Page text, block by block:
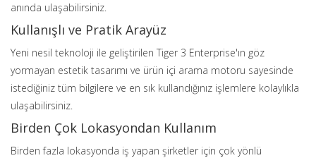
anında ulaşabilirsiniz.
Kullanışlı ve Pratik Arayüz
Yeni nesil teknoloji ile geliştirilen Tiger 3 Enterprise'ın göz
yormayan estetik tasarımı ve ürün içi arama motoru sayesinde
istediğiniz tüm bilgilere ve en sık kullandığınız işlemlere kolaylıkla
ulaşabilirsiniz.
Birden Çok Lokasyondan Kullanım
Birden fazla lokasyonda iş yapan şirketler için çok yönlü